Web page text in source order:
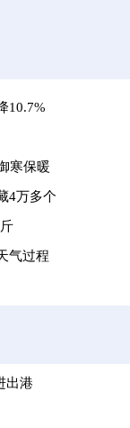
10.7%
寒保暖
4万多个
气过程
出港